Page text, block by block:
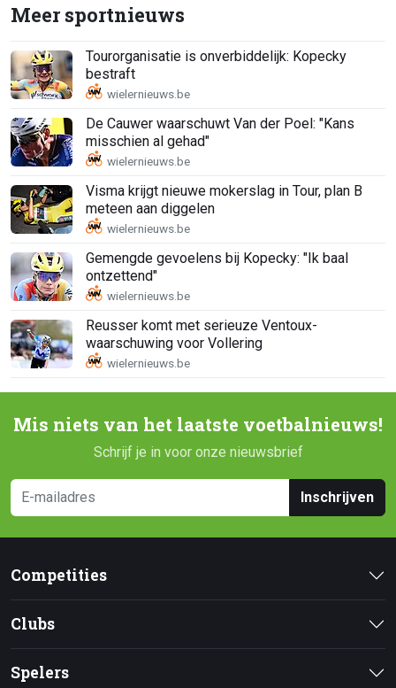
Meer sportnieuws
Tourorganisatie is onverbiddelijk: Kopecky
bestraft
De Cauwer waarschuwt Van der Poel: "Kans
misschien al gehad"
Visma krijgt nieuwe mokerslag in Tour, plan B
meteen aan diggelen
Gemengde gevoelens bij Kopecky: "Ik baal
ontzettend"
Reusser komt met serieuze Ventoux-
waarschuwing voor Vollering
Mis niets van het laatste voetbalnieuws!
Schrijf je in voor onze nieuwsbrief
Inschrijven
Competities
Clubs
Spelers